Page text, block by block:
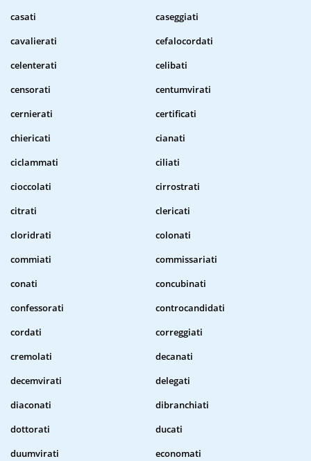
casati
caseggiati
cavalierati
cefalocordati
celenterati
celibati
censorati
centumvirati
cernierati
certificati
chiericati
cianati
ciclammati
ciliati
cioccolati
cirrostrati
citrati
clericati
cloridrati
colonati
commiati
commissariati
conati
concubinati
confessorati
controcandidati
cordati
correggiati
cremolati
decanati
decemvirati
delegati
diaconati
dibranchiati
dottorati
ducati
duumvirati
economati